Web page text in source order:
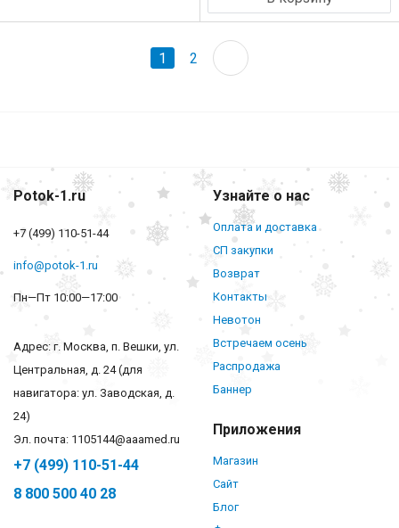
1 2
Potok-1.ru
+7 (499) 110-51-44
info@potok-1.ru
Пн—Пт 10:00—17:00
Адрес: г. Москва, п. Вешки, ул.
Центральная, д. 24 (для
навигатора: ул. Заводская, д.
24)
Эл. почта: 1105144@aaamed.ru
+7 (499) 110-51-44
8 800 500 40 28
Узнайте о нас
Оплата и доставка
СП закупки
Возврат
Контакты
Невотон
Встречаем осень
Распродажа
Баннер
Приложения
Магазин
Сайт
Блог